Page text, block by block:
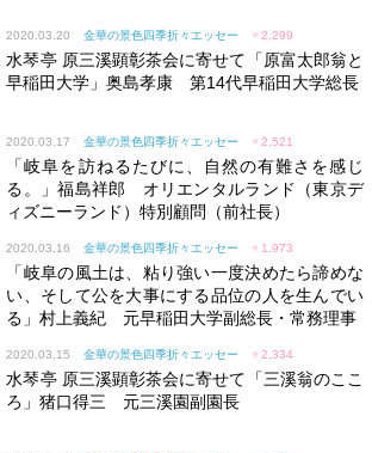
2020.03.20 金華の景色四季折々エッセー ♥ 2,299
水琴亭 原三溪顕彰茶会に寄せて「原富太郎翁と
早稲田大学」奥島孝康 第14代早稲田大学総長
2020.03.17 金華の景色四季折々エッセー ♥ 2,521
「岐阜を訪ねるたびに、自然の有難さを感じ
る。」福島祥郎 オリエンタルランド（東京デ
ィズニーランド）特別顧問（前社長）
2020.03.16 金華の景色四季折々エッセー ♥ 1,973
「岐阜の風土は、粘り強い一度決めたら諦めな
い、そして公を大事にする品位の人を生んでい
る」村上義紀 元早稲田大学副総長・常務理事
2020.03.15 金華の景色四季折々エッセー ♥ 2,334
水琴亭 原三溪顕彰茶会に寄せて「三溪翁のここ
ろ」猪口得三 元三溪園副園長